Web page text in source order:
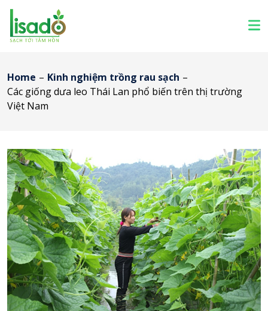
Home – Kinh nghiệm trồng rau sạch –
Các giống dưa leo Thái Lan phổ biến trên thị trường
Việt Nam